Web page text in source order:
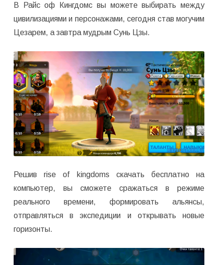
В Райс оф Кингдомс вы можете выбирать между
цивилизациями и персонажами, сегодня став могучим
Цезарем, а завтра мудрым Сунь Цзы.
Решив rise of kingdoms скачать бесплатно на
компьютер, вы сможете сражаться в режиме
реального времени, формировать альянсы,
отправляться в экспедиции и открывать новые
горизонты.